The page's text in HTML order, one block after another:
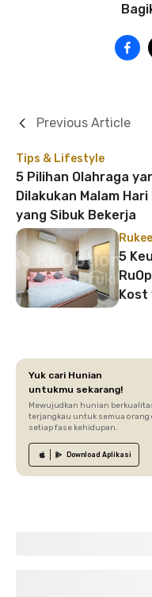
Tips & Lifestyle
5 Pilihan Olahraga
Dilakukan Malam
yang Sibuk Bekerja
Previous Article
5
Kost
Yuk cari Hunian
untukmu sekarang!
Mewujudkan hunian
terjangkau untuk semua orang
setiap fase kehidupan.
Download Aplikasi